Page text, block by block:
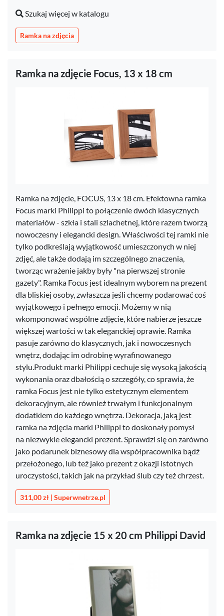
Szukaj więcej w katalogu
Ramka na zdjęcia
Ramka na zdjęcie Focus, 13 x 18 cm
​Ramka na zdjęcie, FOCUS, 13 x 18 cm. ​Efektowna ramka
Focus marki Philippi to połączenie dwóch klasycznych
materiałów - szkła i stali szlachetnej, które razem tworzą
nowoczesny i elegancki design. Właściwości tej ramki nie
tylko podkreślają wyjątkowość umieszczonych w niej
zdjęć, ale także dodają im szczególnego znaczenia,
tworząc wrażenie jakby były "na pierwszej stronie
gazety". Ramka Focus jest idealnym wyborem na prezent
dla bliskiej osoby, zwłaszcza jeśli chcemy podarować coś
wyjątkowego i pełnego emocji. Możemy w nią
wkomponować wspólne zdjęcie, które nabierze jeszcze
większej wartości w tak eleganckiej oprawie. Ramka
pasuje zarówno do klasycznych, jak i nowoczesnych
wnętrz, dodając im odrobinę wyrafinowanego
stylu.Produkt marki Philippi cechuje się wysoką jakością
wykonania oraz dbałością o szczegóły, co sprawia, że
ramka Focus jest nie tylko estetycznym elementem
dekoracyjnym, ale również trwałym i funkcjonalnym
dodatkiem do każdego wnętrza. Dekoracja, jaką jest
ramka na zdjęcia marki Philippi to doskonały pomysł
na niezwykle elegancki prezent. Sprawdzi się on zarówno
jako podarunek biznesowy dla współpracownika bądź
przełożonego, lub też jako prezent z okazji istotnych
uroczystości, takich jak na przykład ślub czy też chrzest.
311,00 zł | Superwnetrze.pl
Ramka na zdjęcie 15 x 20 cm Philippi David